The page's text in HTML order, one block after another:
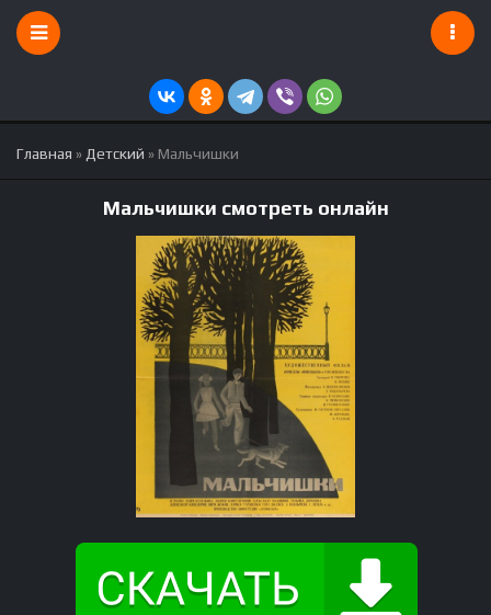
Главная » Детский » Мальчишки
Мальчишки смотреть онлайн